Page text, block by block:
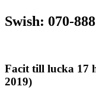
Swish: 070-
Facit till lucka 17
2019)